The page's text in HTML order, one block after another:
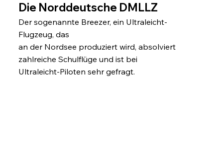
Die Norddeutsche DMLLZ
Der sogenannte Breezer, ein Ultraleicht-
Flugzeug, das
an der Nordsee produziert wird, absolviert
zahlreiche Schulflüge und ist bei
Ultraleicht-Piloten sehr gefragt.